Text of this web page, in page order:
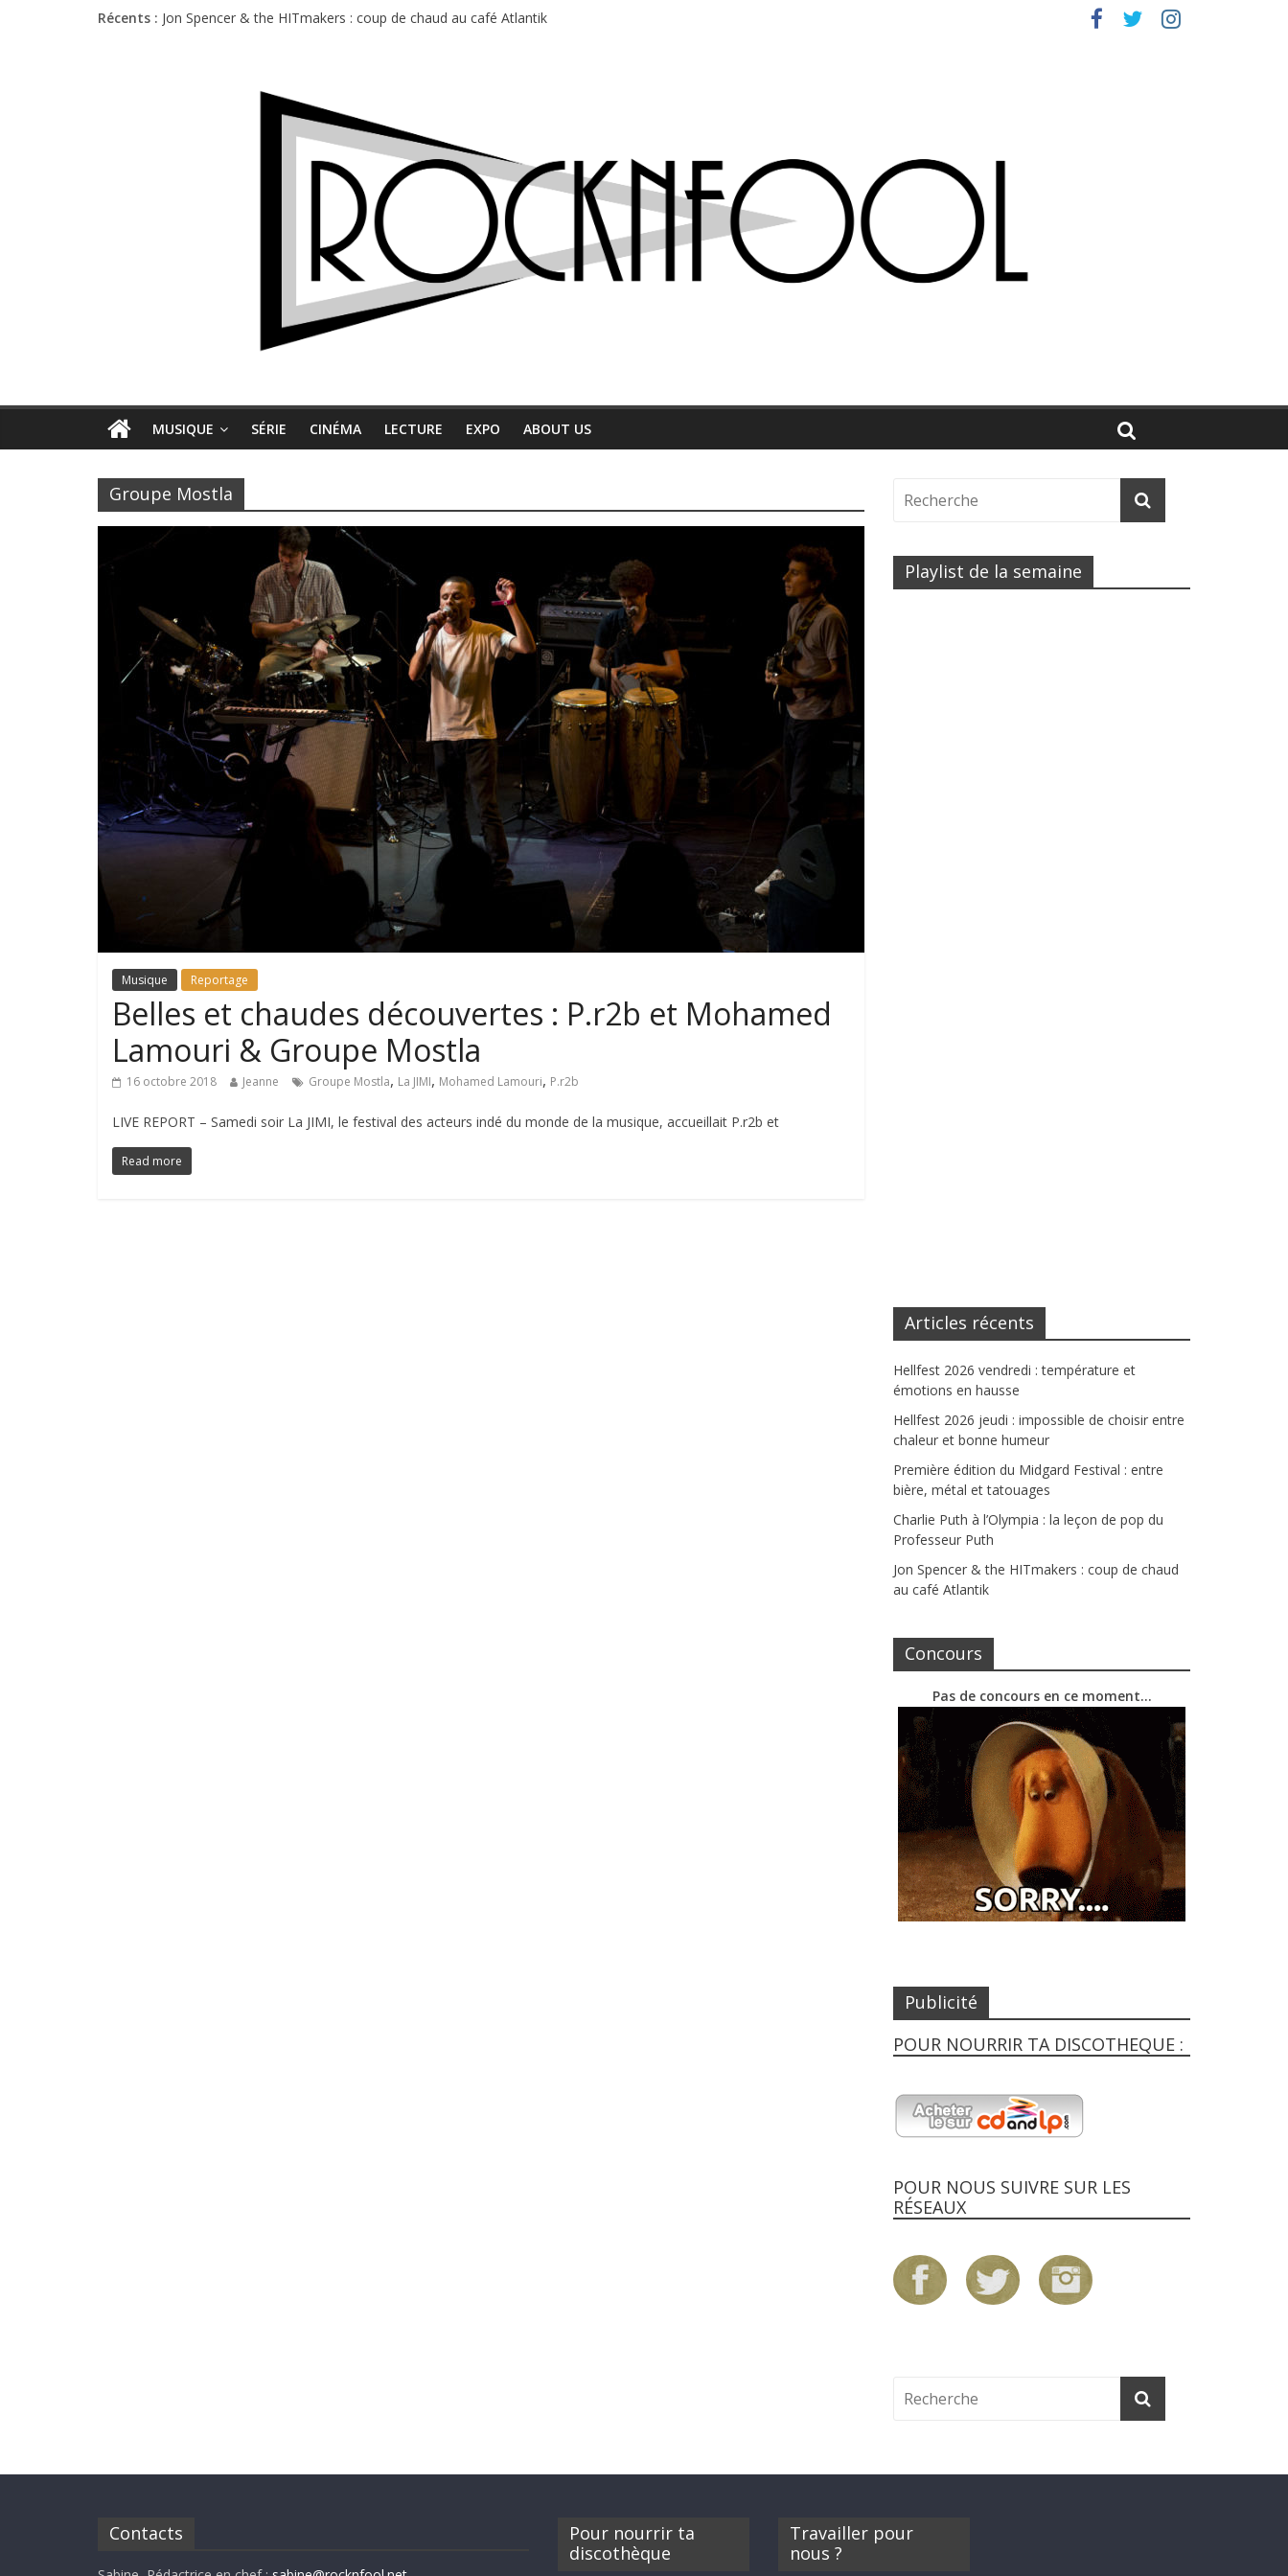
Récents : Jon Spencer & the HITmakers : coup de chaud au café Atlantik
Charlie Puth à l’Olympia : la leçon de pop du Professeur Puth
MUSIQUE SÉRIE CINÉMA LECTURE EXPO ABOUT US
Groupe Mostla
Musique Reportage
Belles et chaudes découvertes : P.r2b et Mohamed
Lamouri & Groupe Mostla
16 octobre 2018 Jeanne Groupe Mostla, La JIMI, Mohamed Lamouri, P.r2b
LIVE REPORT – Samedi soir La JIMI, le festival des acteurs indé du monde de la musique, accueillait P.r2b et
Read more
Playlist de la semaine
Articles récents
Hellfest 2026 vendredi : température et
émotions en hausse
Hellfest 2026 jeudi : impossible de choisir entre
chaleur et bonne humeur
Première édition du Midgard Festival : entre
bière, métal et tatouages
Charlie Puth à l’Olympia : la leçon de pop du
Professeur Puth
Jon Spencer & the HITmakers : coup de chaud
au café Atlantik
Concours
Pas de concours en ce moment…
Publicité
POUR NOURRIR TA DISCOTHEQUE :
POUR NOUS SUIVRE SUR LES
RÉSEAUX
Contacts
Pour nourrir ta
discothèque
Travailler pour
nous ?